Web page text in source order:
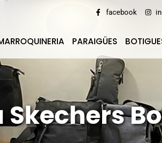
facebook
PARAIGÜES